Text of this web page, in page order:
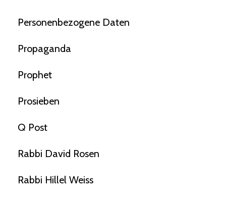
Personenbezogene Daten
Propaganda
Prophet
Prosieben
Q Post
Rabbi David Rosen
Rabbi Hillel Weiss